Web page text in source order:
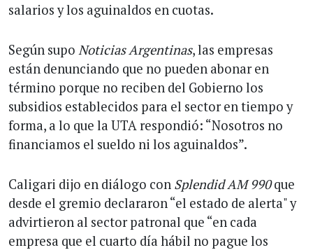
salarios y los aguinaldos en cuotas.
Según supo Noticias Argentinas, las empresas
están denunciando que no pueden abonar en
término porque no reciben del Gobierno los
subsidios establecidos para el sector en tiempo y
forma, a lo que la UTA respondió: “Nosotros no
financiamos el sueldo ni los aguinaldos”.
Caligari dijo en diálogo con Splendid AM 990que
desde el gremio declararon “el estado de alerta" y
advirtieron al sector patronal que “en cada
empresa que el cuarto día hábil no pague los